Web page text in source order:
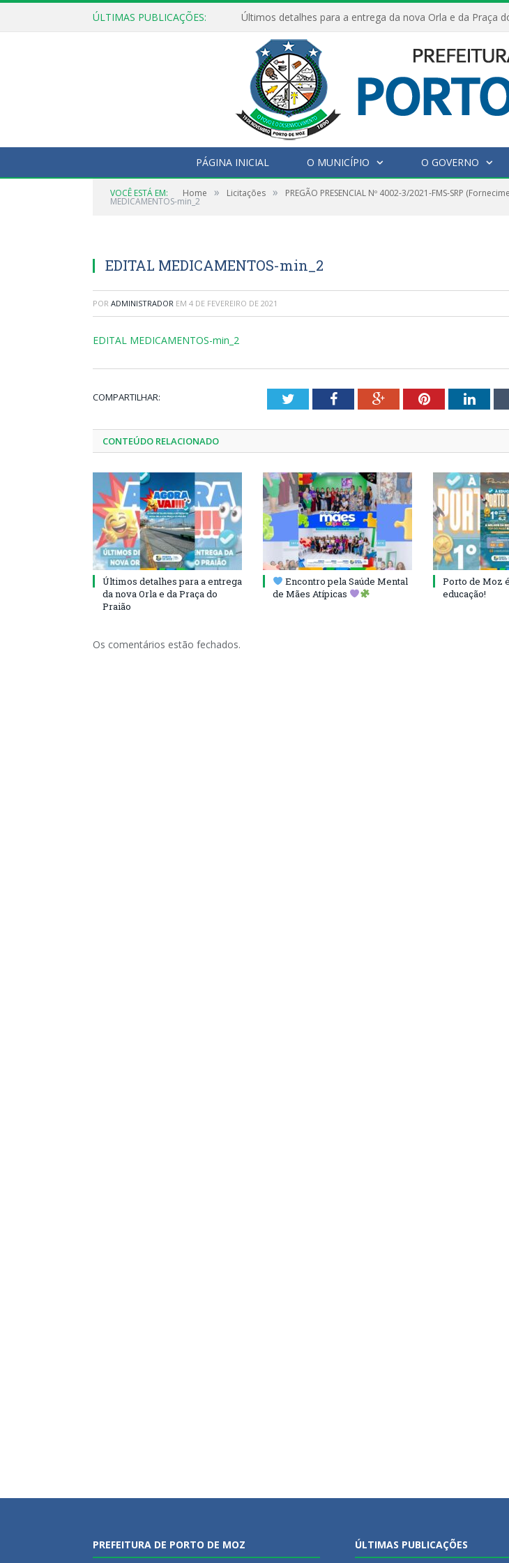
ÚLTIMAS PUBLICAÇÕES: Últimos detalhes para a entrega da nova Orla e da Praça
PÁGINA INICIAL O MUNICÍPIO O GOVERNO
VOCÊ ESTÁ EM: Home » Licitações » PREGÃO PRESENCIAL Nº 4002-3/2021-FMS-SRP
MEDICAMENTOS-min_2
EDITAL MEDICAMENTOS-min_2
POR ADMINISTRADOR EM 4 DE FEVEREIRO DE 2021
EDITAL MEDICAMENTOS-min_2
COMPARTILHAR: TwitterFacebookGoogle+Pinterest
CONTEÚDO RELACIONADO
Últimos detalhes para a entrega
da nova Orla e da Praça do
Praião
Encontro pela Saúde Mental
de Mães Atípicas
Porto de Moz
educação!
Os comentários estão fechados.
PREFEITURA DE PORTO DE MOZ ÚLTIMAS PUBLICAÇÕES